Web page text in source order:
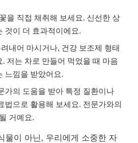
을 직접 채취해 보세요. 신선한 상
것이 더 효과적이에요.
내어 마시거나, 건강 보조제 형태
. 저는 차로 만들어 먹었을 때 마음
느낌을 받았어요.
가의 도움을 받아 특정 질환이나
법으로 활용해 보세요. 전문가와의
거예요.
물이 아닌, 우리에게 소중한 자